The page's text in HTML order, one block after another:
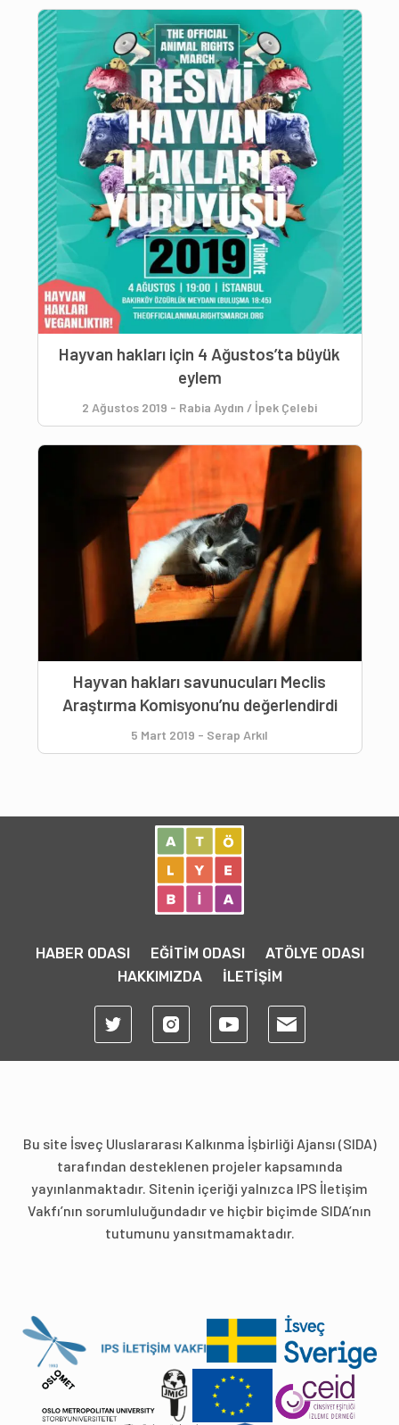
Hayvan hakları için 4 Ağustos’ta büyük
eylem
2 Ağustos 2019 - Rabia Aydın / İpek Çelebi
Hayvan hakları savunucuları Meclis
Araştırma Komisyonu’nu değerlendirdi
5 Mart 2019 - Serap Arkıl
HABER ODASI EĞİTİM ODASI
ATÖLYE ODASI
HAKKIMIZDA
İLETİŞİM
Bu site İsveç Uluslararası Kalkınma İşbirliği Ajansı (SIDA)
tarafından desteklenen projeler kapsamında
yayınlanmaktadır. Sitenin içeriği yalnızca IPS İletişim
Vakfı’nın sorumluluğundadır ve hiçbir biçimde SIDA’nın
tutumunu yansıtmamaktadır.